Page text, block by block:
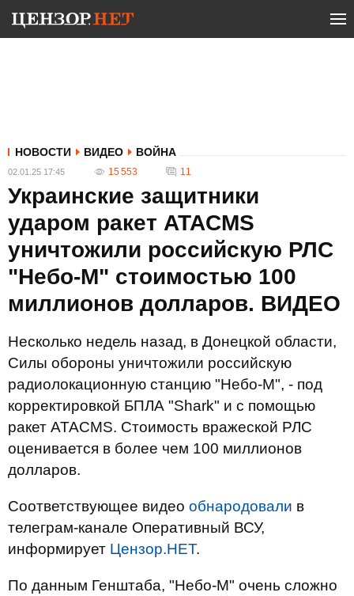
НОВОСТИ ВИДЕО ВОЙНА
02.01.25 17:45 15 553 11
Украинские защитники
ударом ракет ATACMS
уничтожили российскую РЛС
"Небо-М" стоимостью 100
миллионов долларов. ВИДЕО
Несколько недель назад, в Донецкой области,
Силы обороны уничтожили российскую
радиолокационную станцию "Небо-М", - под
корректировкой БПЛА "Shark" и с помощью
ракет ATACMS. Стоимость вражеской РЛС
оценивается в более чем 100 миллионов
долларов.
Соответствующее видео обнародовали в
телеграм-канале Оперативный ВСУ,
информирует Цензор.НЕТ.
По данным Генштаба, "Небо-М" очень сложно